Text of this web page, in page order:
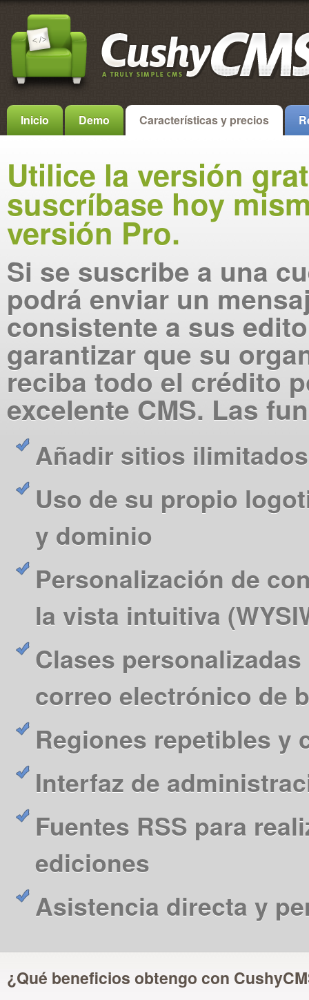
Inicio Demo Características y precios
Utilice la versión
suscríbase hoy
versión Pro.
Si se suscribe a una
podrá enviar un
consistente a sus
garantizar que su
reciba todo el crédito
excelente CMS. Las
Añadir sitios ilimitados
Uso de su propio
y dominio
Personalización de
la vista intuitiva
Clases
correo electrónico de
Regiones repetibles y
Interfaz de
Fuentes RSS para
ediciones
Asistencia directa y
¿Qué beneficios obtengo con